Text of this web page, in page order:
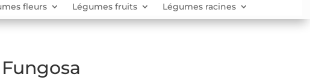
fleurs Légumes fruits Légumes racines